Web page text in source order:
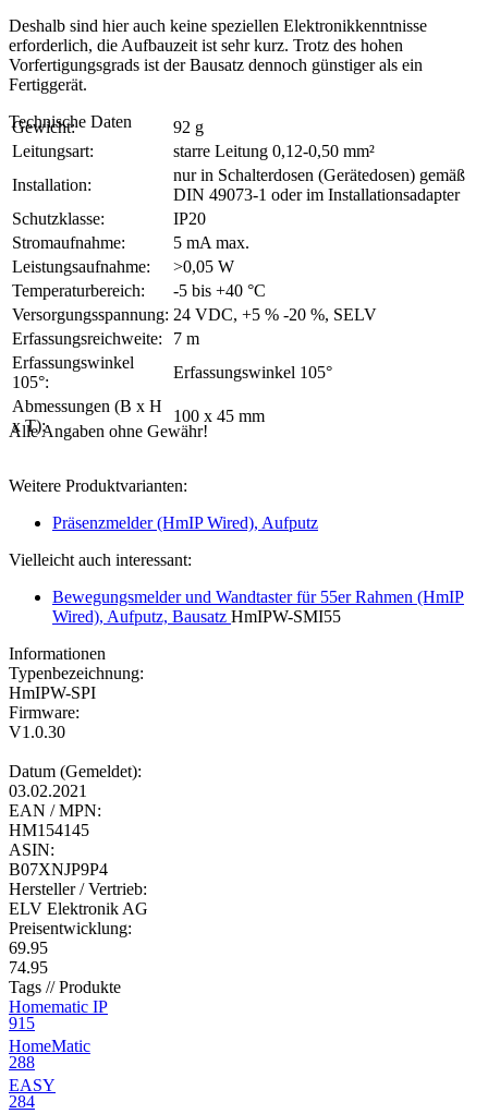
Deshalb sind hier auch keine speziellen Elektronikkenntnisse
erforderlich, die Aufbauzeit ist sehr kurz. Trotz des hohen
Vorfertigungsgrads ist der Bausatz dennoch günstiger als ein
Fertiggerät.
Technische Daten
Gewicht:
92 g
Leitungsart:
starre Leitung 0,12-0,50 mm²
Installation:
nur in Schalterdosen (Gerätedosen) gemäß
DIN 49073-1 oder im Installationsadapter
Schutzklasse:
IP20
Stromaufnahme:
5 mA max.
Leistungsaufnahme:
>0,05 W
Temperaturbereich:
-5 bis +40 °C
Versorgungsspannung: 24 VDC, +5 % -20 %, SELV
Erfassungsreichweite:
7 m
Erfassungswinkel
105°:
Erfassungswinkel 105°
Abmessungen (B x H
x T):
100 x 45 mm
Alle Angaben ohne Gewähr!
Weitere Produktvarianten:
Präsenzmelder (HmIP Wired), Aufputz
Vielleicht auch interessant:
Bewegungsmelder und Wandtaster für 55er Rahmen (HmIP
Wired), Aufputz, Bausatz HmIPW-SMI55
Informationen
Typenbezeichnung:
HmIPW-SPI
Firmware:
V1.0.30
Datum (Gemeldet):
03.02.2021
EAN / MPN:
HM154145
ASIN:
B07XNJP9P4
Hersteller / Vertrieb:
ELV Elektronik AG
Preisentwicklung:
69.95
74.95
Tags // Produkte
Homematic IP
915
HomeMatic
288
EASY
284